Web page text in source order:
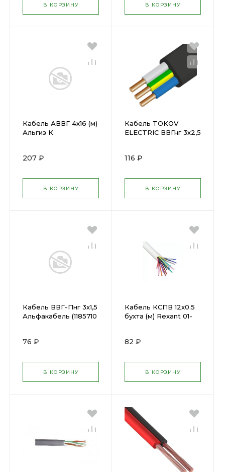
В КОРЗИНУ В КОРЗИНУ
Кабель АВВГ 4х16 (м)
Альгиз К
207 ₽
В КОРЗИНУ
Кабель TOKOV
ELECTRIC ВВГнг 3х2,5
116 ₽
В КОРЗИНУ
Кабель ВВГ-Пнг 3х1,5
Альфакабель (1185710
76 ₽
В КОРЗИНУ
Кабель КСПВ 12х0.5
бухта (м) Rexant 01-
82 ₽
В КОРЗИНУ